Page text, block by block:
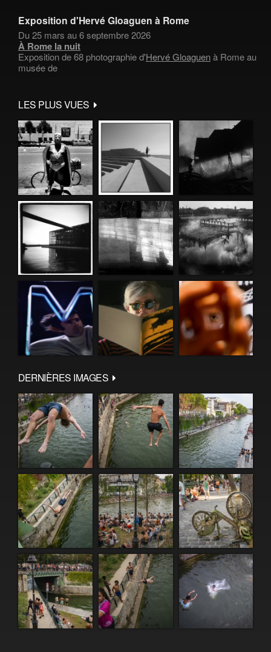
Exposition d'Hervé Gloaguen à Rome
Du 25 mars au 6 septembre 2026
À Rome la nuit
Exposition de 68 photographie d'Hervé Gloaguenà Rome au
musée de
LES PLUS VUES
DERNIÈRES IMAGES